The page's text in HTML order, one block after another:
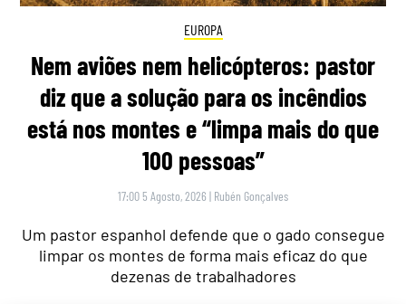
EUROPA
Nem aviões nem helicópteros: pastor
diz que a solução para os incêndios
está nos montes e “limpa mais do que
100 pessoas”
17:00 5 Agosto, 2026 | Rubén Gonçalves
Um pastor espanhol defende que o gado consegue
limpar os montes de forma mais eficaz do que
dezenas de trabalhadores